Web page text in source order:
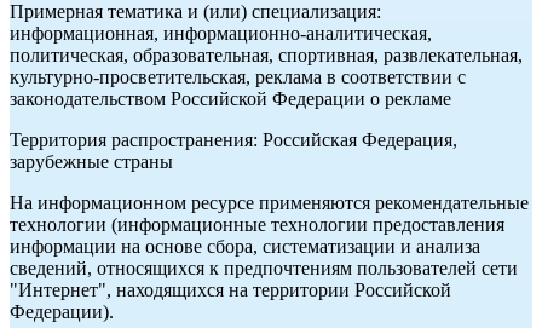
Примерная тематика и (или) специализация:
информационная, информационно-аналитическая,
политическая, образовательная, спортивная, развлекательная,
культурно-просветительская, реклама в соответствии с
законодательством Российской Федерации о рекламе
Территория распространения: Российская Федерация,
зарубежные страны
На информационном ресурсе применяются рекомендательные
технологии (информационные технологии предоставления
информации на основе сбора, систематизации и анализа
сведений, относящихся к предпочтениям пользователей сети
"Интернет", находящихся на территории Российской
Федерации).